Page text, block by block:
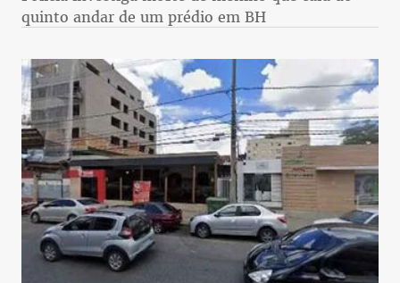
quinto andar de um prédio em BH